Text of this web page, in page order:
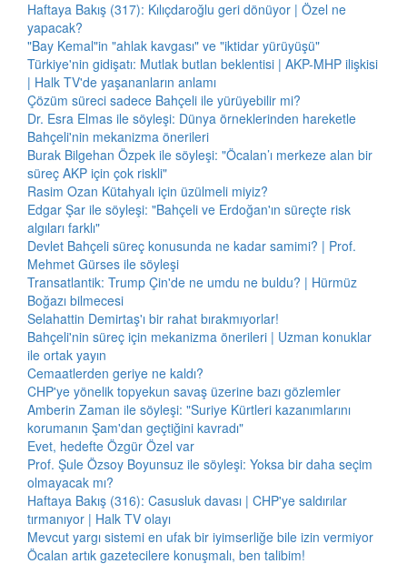
Haftaya Bakış (317): Kılıçdaroğlu geri dönüyor | Özel ne
yapacak?
"Bay Kemal"in "ahlak kavgası" ve "iktidar yürüyüşü"
Türkiye'nin gidişatı: Mutlak butlan beklentisi | AKP-MHP ilişkisi
| Halk TV'de yaşananların anlamı
Çözüm süreci sadece Bahçeli ile yürüyebilir mi?
Dr. Esra Elmas ile söyleşi: Dünya örneklerinden hareketle
Bahçeli'nin mekanizma önerileri
Burak Bilgehan Özpek ile söyleşi: "Öcalan’ı merkeze alan bir
süreç AKP için çok riskli"
Rasim Ozan Kütahyalı için üzülmeli miyiz?
Edgar Şar ile söyleşi: "Bahçeli ve Erdoğan'ın süreçte risk
algıları farklı"
Devlet Bahçeli süreç konusunda ne kadar samimi? | Prof.
Mehmet Gürses ile söyleşi
Transatlantik: Trump Çin'de ne umdu ne buldu? | Hürmüz
Boğazı bilmecesi
Selahattin Demirtaş'ı bir rahat bırakmıyorlar!
Bahçeli'nin süreç için mekanizma önerileri | Uzman konuklar
ile ortak yayın
Cemaatlerden geriye ne kaldı?
CHP'ye yönelik topyekun savaş üzerine bazı gözlemler
Amberin Zaman ile söyleşi: "Suriye Kürtleri kazanımlarını
korumanın Şam'dan geçtiğini kavradı"
Evet, hedefte Özgür Özel var
Prof. Şule Özsoy Boyunsuz ile söyleşi: Yoksa bir daha seçim
olmayacak mı?
Haftaya Bakış (316): Casusluk davası | CHP'ye saldırılar
tırmanıyor | Halk TV olayı
Mevcut yargı sistemi en ufak bir iyimserliğe bile izin vermiyor
Öcalan artık gazetecilere konuşmalı, ben talibim!